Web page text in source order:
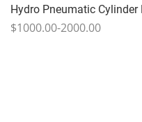
Hydro Pneumatic
comprimé Huile
$1000.00-2000.00